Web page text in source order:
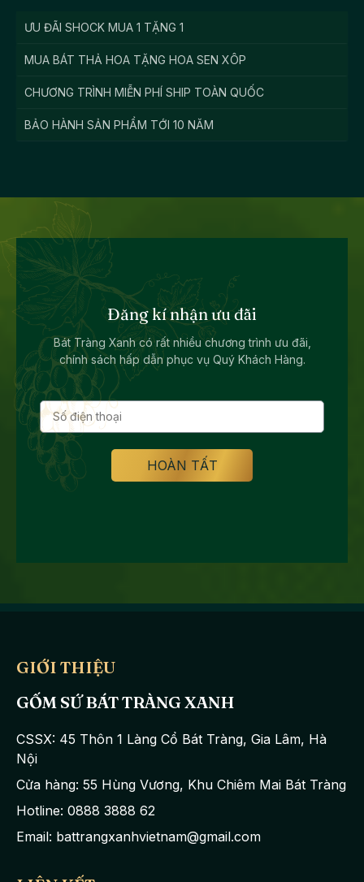
ƯU ĐÃI SHOCK MUA 1 TẶNG 1
MUA BÁT THẢ HOA TẶNG HOA SEN XÔP
CHƯƠNG TRÌNH MIỄN PHÍ SHIP TOÀN QUỐC
BẢO HÀNH SẢN PHẨM TỚI 10 NĂM
Đăng kí nhận ưu đãi
Bát Tràng Xanh có rất nhiều chương trình ưu đãi,
chính sách hấp dẫn phục vụ Quý Khách Hàng.
GIỚI THIỆU
GỐM SỨ BÁT TRÀNG XANH
CSSX: 45 Thôn 1 Làng Cổ Bát Tràng, Gia Lâm, Hà
Nội
Cửa hàng: 55 Hùng Vương, Khu Chiêm Mai Bát Tràng
Hotline: 0888 3888 62
Email: battrangxanhvietnam@gmail.com